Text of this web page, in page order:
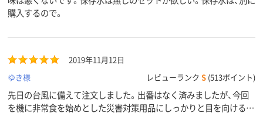
購入するので。
2019年11月12日
ゆき様
レビューランク S (513ポイント)
先日の台風に備えて注文しました。出番はなく済みましたが、今回
を機に非常食を始めとした災害対策用品にしっかりと目を向ける事